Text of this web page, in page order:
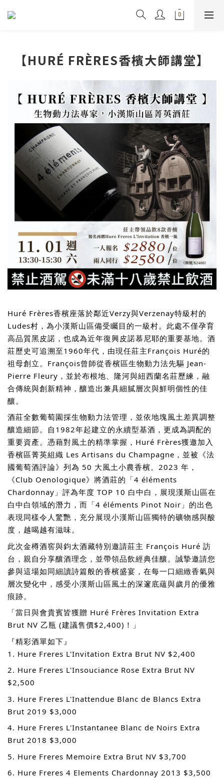
【HURÉ FRÈRES香檳大師講堂】
Huré Frères香檳座落於鄰近Verzy與Verzenay特級村的
Ludes村，為小漢斯山區備受矚目的一級村。此處不僅孕育
高品質黑皮諾，也成為近年復興皮諾慕尼耶的重要基地。酒
莊歷史可追溯至1960年代，由現任莊主François Huré的
祖母創立。François曾師從香檳區生物動力法先驅 Jean-
Pierre Fleury，並於布根地、隆河與紐西蘭名莊歷練，融
合傳統與創新精神，釀造出兼具細膩層次與鮮明個性的佳
釀。
酒莊全數葡萄園採生物動力法管理，並依地塊風土差異調整
釀造細節。自1982年起建立的永續型基酒，更成為調配的
重要資產。憑藉對風土的精準掌握，Huré Frères獲邀加入
香檳區菁英組織 Les Artisans du Champagne，並被《法
國葡萄酒評論》列為 50 大風土小農香檳。2023 年，
《Club Oenologique》將酒莊的「4 éléments
Chardonnay」評為年度 TOP 10 白中白，展現漢斯山區在
白中白領域的潛力，而「4 éléments Pinot Noir」的出色
表現同樣令人驚艷，充分展現小漢斯山區獨特的礦物感與酸
度，越喝越有滋味。
此次金樽酒窖與鈞太酒藏特別邀請莊主 François Huré 訪
台，親自分享釀酒理念，並帶領品飲經典佳釀。誠摯邀請您
參與這場如同細讀詩篇般的香檳盛宴，在每一口細緻香氣與
層次變化中，感受小漢斯山區風土的深邃底蘊與歲月的優雅
痕跡。
「當日與會貴賓皆獲贈 Huré Frères Invitation Extra
Brut NV 乙瓶 (建議售價$2,400)！」
『精彩酒單如下』
1. Hure Freres L'Invitation Extra Brut NV $2,400
2. Hure Freres L'Insouciance Rose Extra Brut NV
$2,500
3. Hure Freres L'Inattendue Blanc de Blancs Extra
Brut 2019 $3,000
4. Hure Freres L'Instantanee Blanc de Noirs Extra
Brut 2018 $3,000
5. Hure Freres Memoire Extra Brut NV $3,700
6. Hure Freres 4 Elements Chardonnay 2013 $3,500